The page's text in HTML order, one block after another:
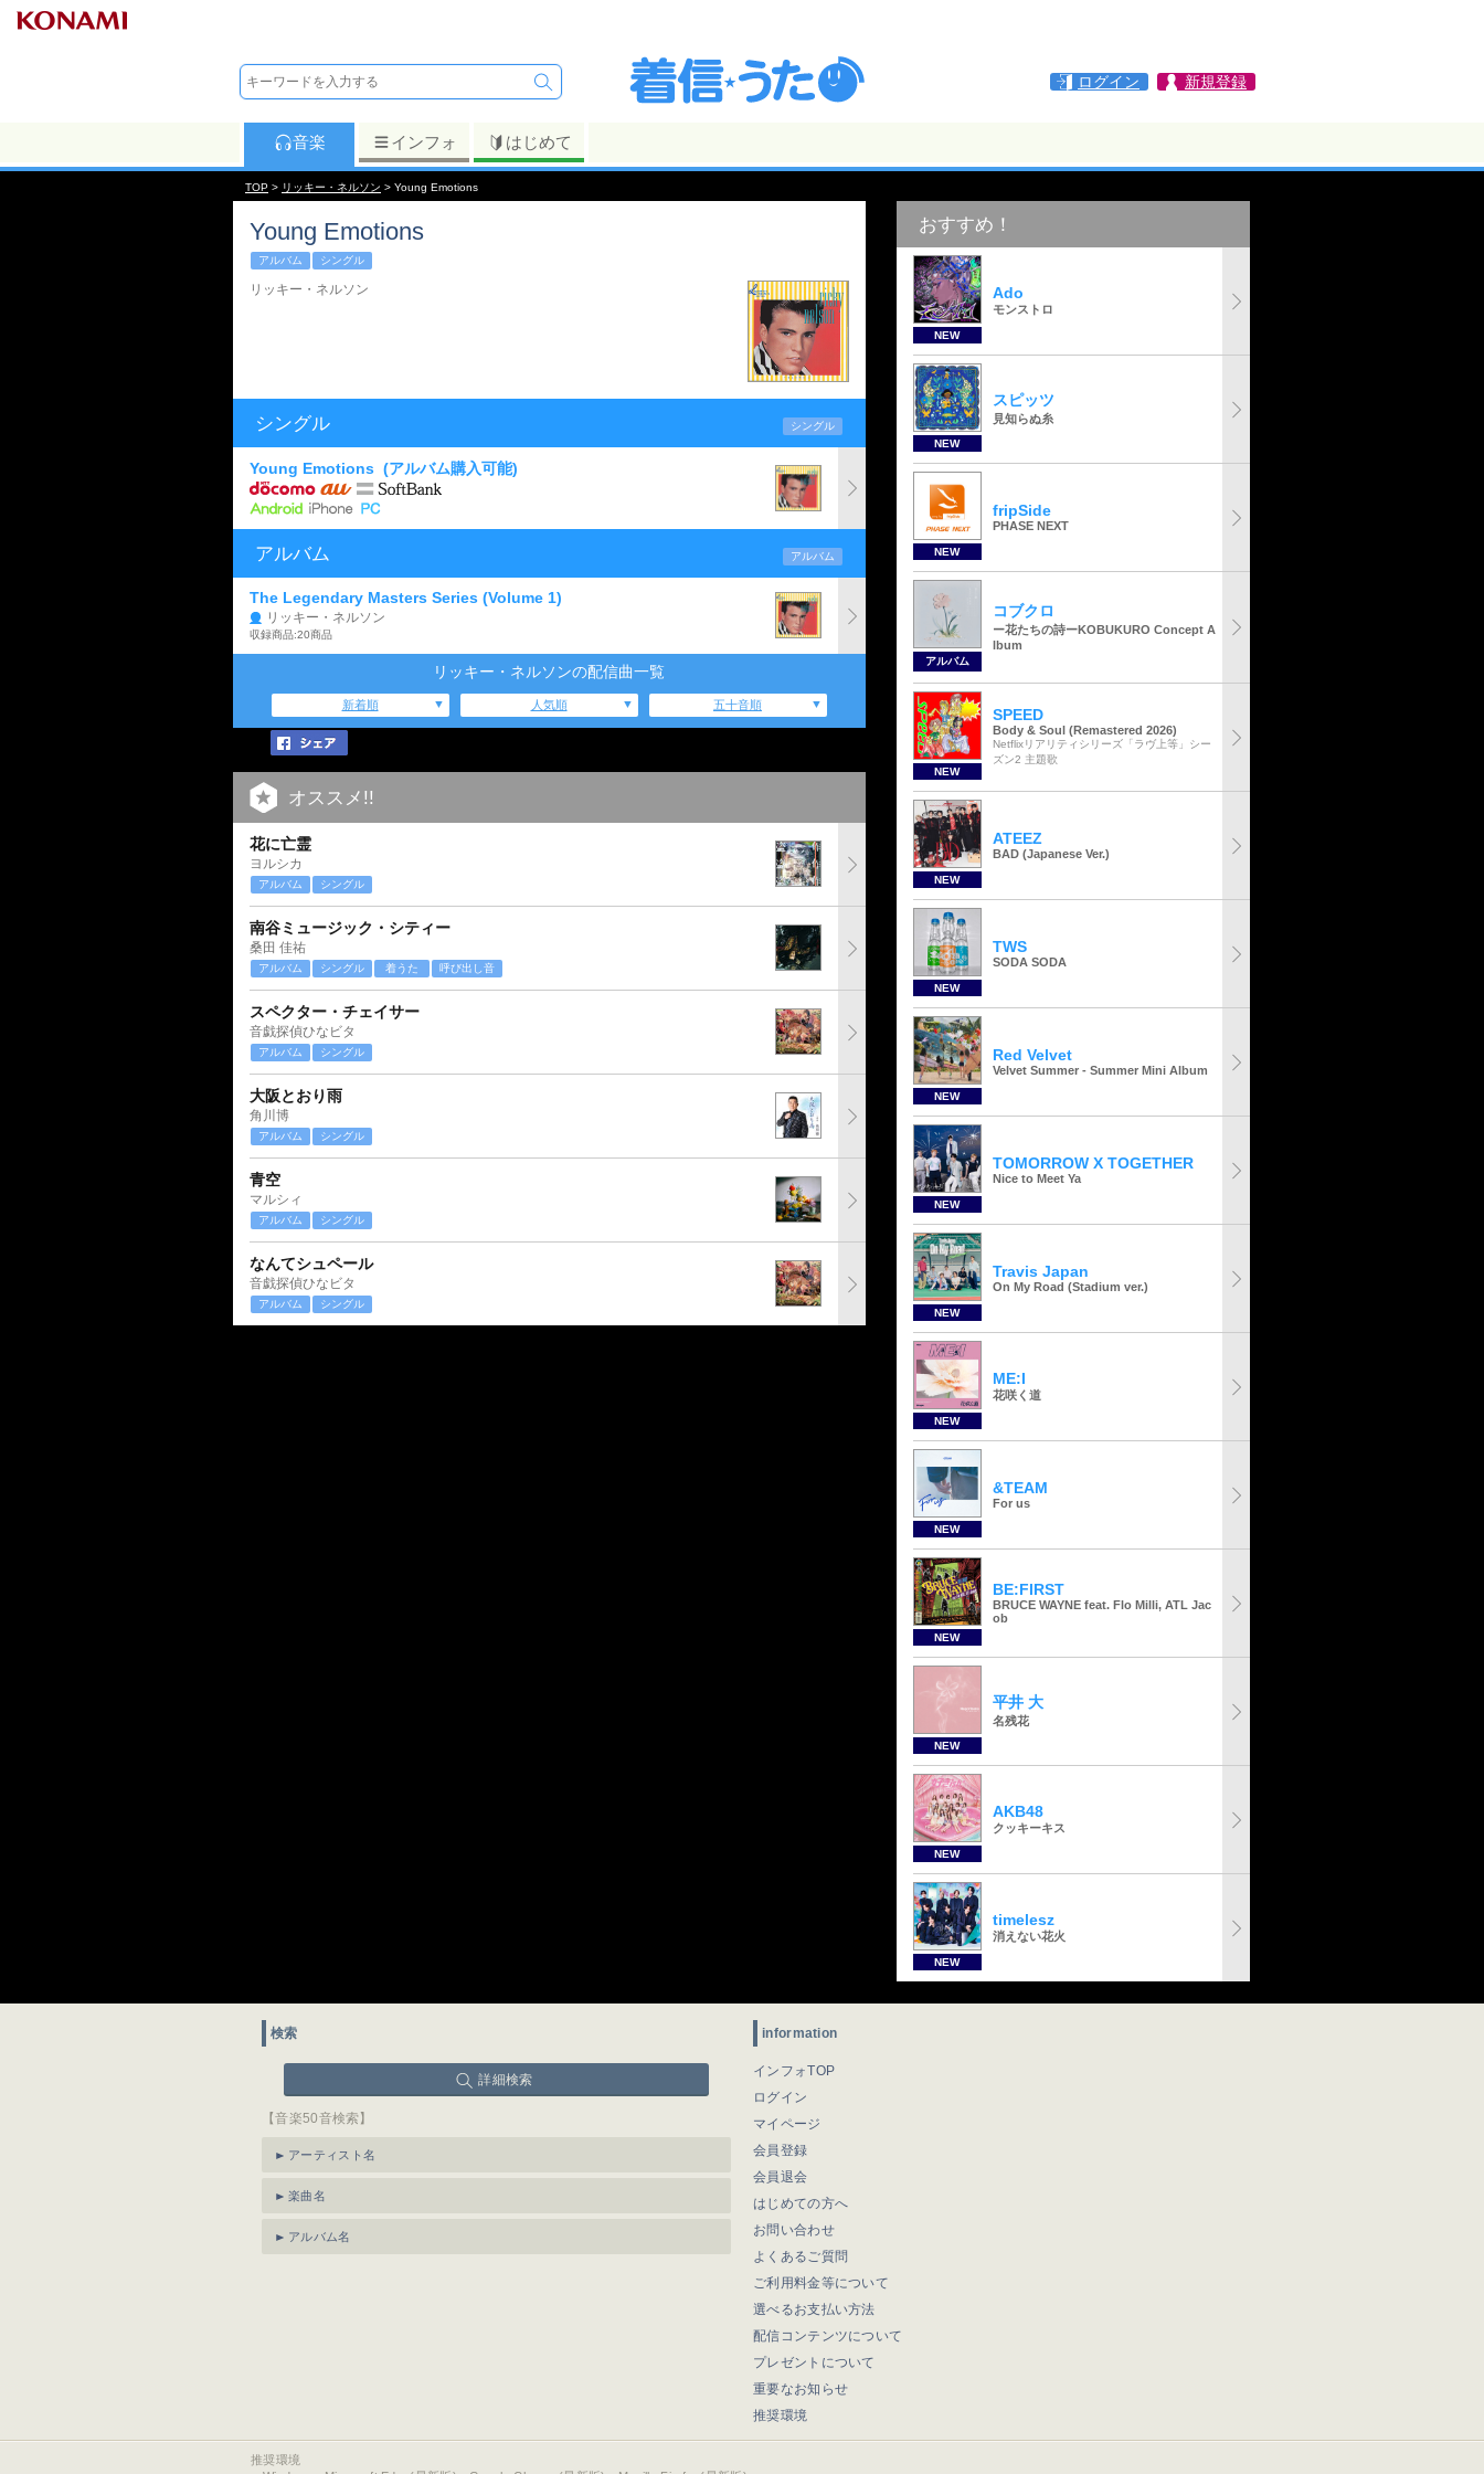
ログイン 新規登録
音楽 インフォ はじめて
TOP > リッキー・ネルソン > Young Emotions
Young Emotions
アルバム シングル
リッキー・ネルソン
シングル シングル
Young Emotions (アルバム購入可能)
アルバム アルバム
The Legendary Masters Series (Volume 1)
リッキー・ネルソン
収録商品:20商品
リッキー・ネルソンの配信曲一覧
新着順 人気順 五十音順
オススメ!!
花に亡霊
ヨルシカ
アルバム シングル
南谷ミュージック・シティー
桑田 佳祐
アルバム シングル 着うた 呼び出し音
スペクター・チェイサー
音戯探偵ひなビタ
アルバム シングル
大阪とおり雨
角川博
アルバム シングル
青空
マルシィ
アルバム シングル
なんてシュペール
音戯探偵ひなビタ
アルバム シングル
おすすめ！
NEW
Ado
モンストロ
NEW
スピッツ
見知らぬ糸
NEW
fripSide
PHASE NEXT
アルバム
コブクロ
ー花たちの詩ーKOBUKURO Concept A
lbum
NEW
SPEED
Body & Soul (Remastered 2026)
Netflixリアリティシリーズ「ラヴ上等」シー
ズン2 主題歌
NEW
ATEEZ
BAD (Japanese Ver.)
NEW
TWS
SODA SODA
NEW
Red Velvet
Velvet Summer - Summer Mini Album
NEW
TOMORROW X TOGETHER
Nice to Meet Ya
NEW
Travis Japan
On My Road (Stadium ver.)
NEW
ME:I
花咲く道
NEW
&TEAM
For us
NEW
BE:FIRST
BRUCE WAYNE feat. Flo Milli, ATL Jac
ob
NEW
平井 大
名残花
NEW
AKB48
クッキーキス
NEW
timelesz
消えない花火
検索
詳細検索
【音楽50音検索】
アーティスト名
楽曲名
アルバム名
information
インフォTOP
ログイン
マイページ
会員登録
会員退会
はじめての方へ
お問い合わせ
よくあるご質問
ご利用料金等について
選べるお支払い方法
配信コンテンツについて
プレゼントについて
重要なお知らせ
推奨環境
推奨環境